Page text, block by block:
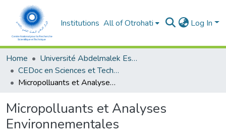
Institutions All of Otrohati Log In
Home
Université Abdelmalek Essaâdi - Tétouan
CEDoc en Sciences et Techniques et Sciences Médicales (CED - STSM)
Micropolluants et Analyses Environnementales
Micropolluants et Analyses
Environnementales